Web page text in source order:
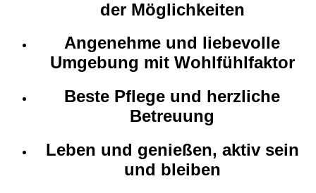
der Möglichkeiten
Angenehme und liebevolle
Umgebung mit Wohlfühlfaktor
Beste Pflege und herzliche
Betreuung
Leben und genießen, aktiv sein
und bleiben